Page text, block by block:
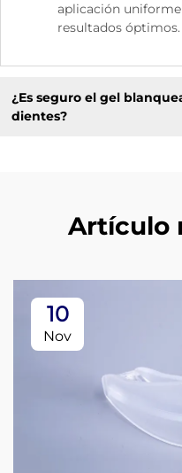
aplicación
resultados óptimos.
¿Es seguro el gel
dientes?
Artículo
10
Nov